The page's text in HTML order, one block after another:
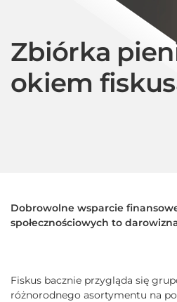
Zbiórka
okiem
Dobrowolne wsparcie
społecznościowych to
Fiskus bacznie przygląda się
różnorodnego asortymentu na